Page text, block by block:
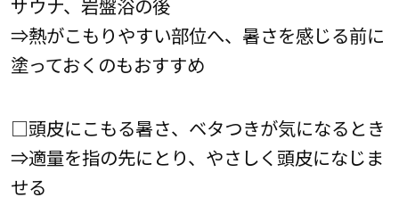
⇒熱がこもりやすい部位へ、暑さを感じる前に
塗っておくのもおすすめ
□頭皮にこもる暑さ、ベタつきが気になるとき
⇒適量を指の先にとり、やさしく頭皮になじま
せる